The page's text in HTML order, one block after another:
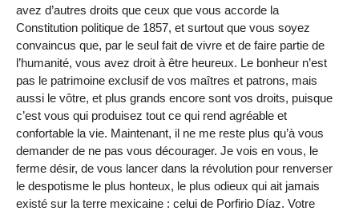
avez d’autres droits que ceux que vous accorde la
Constitution politique de 1857, et surtout que vous soyez
convaincus que, par le seul fait de vivre et de faire partie de
l’humanité, vous avez droit à être heureux. Le bonheur n’est
pas le patrimoine exclusif de vos maîtres et patrons, mais
aussi le vôtre, et plus grands encore sont vos droits, puisque
c’est vous qui produisez tout ce qui rend agréable et
confortable la vie. Maintenant, il ne me reste plus qu’à vous
demander de ne pas vous décourager. Je vois en vous, le
ferme désir, de vous lancer dans la révolution pour renverser
le despotisme le plus honteux, le plus odieux qui ait jamais
existé sur la terre mexicaine : celui de Porfirio Díaz. Votre